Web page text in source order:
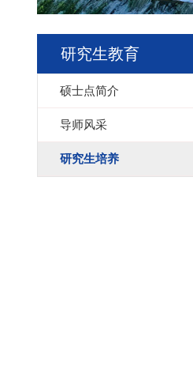
研究生教育
硕士点简介
导师风采
研究生培养